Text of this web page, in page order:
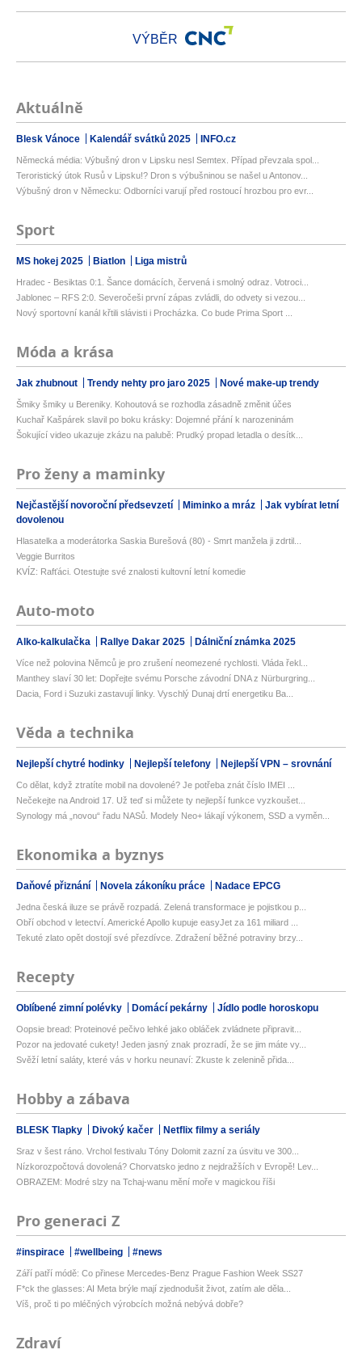
VÝBĚR
Aktuálně
Blesk Vánoce Kalendář svátků 2025 INFO.cz
Německá média: Výbušný dron v Lipsku nesl Semtex. Případ převzala spol...
Teroristický útok Rusů v Lipsku!? Dron s výbušninou se našel u Antonov...
Výbušný dron v Německu: Odborníci varují před rostoucí hrozbou pro evr...
Sport
MS hokej 2025 Biatlon Liga mistrů
Hradec - Besiktas 0:1. Šance domácích, červená i smolný odraz. Votroci...
Jablonec – RFS 2:0. Severočeši první zápas zvládli, do odvety si vezou...
Nový sportovní kanál křtili slávisti i Procházka. Co bude Prima Sport ...
Móda a krása
Jak zhubnout Trendy nehty pro jaro 2025 Nové make-up trendy
Šmiky šmiky u Bereniky. Kohoutová se rozhodla zásadně změnit účes
Kuchař Kašpárek slavil po boku krásky: Dojemné přání k narozeninám
Šokující video ukazuje zkázu na palubě: Prudký propad letadla o desítk...
Pro ženy a maminky
Nejčastější novoroční předsevzetí Miminko a mráz
Jak vybírat letní
dovolenou
Hlasatelka a moderátorka Saskia Burešová (80) - Smrt manžela ji zdrtil...
Veggie Burritos
KVÍZ: Rafťáci. Otestujte své znalosti kultovní letní komedie
Auto-moto
Alko-kalkulačka Rallye Dakar 2025 Dálniční známka 2025
Více než polovina Němců je pro zrušení neomezené rychlosti. Vláda řekl...
Manthey slaví 30 let: Dopřejte svému Porsche závodní DNA z Nürburgring...
Dacia, Ford i Suzuki zastavují linky. Vyschlý Dunaj drtí energetiku Ba...
Věda a technika
Nejlepší chytré hodinky Nejlepší telefony Nejlepší VPN – srovnání
Co dělat, když ztratíte mobil na dovolené? Je potřeba znát číslo IMEI ...
Nečekejte na Android 17. Už teď si můžete ty nejlepší funkce vyzkoušet...
Synology má „novou“ řadu NASů. Modely Neo+ lákají výkonem, SSD a vyměn...
Ekonomika a byznys
Daňové přiznání Novela zákoníku práce Nadace EPCG
Jedna česká iluze se právě rozpadá. Zelená transformace je pojistkou p...
Obří obchod v letectví. Americké Apollo kupuje easyJet za 161 miliard ...
Tekuté zlato opět dostojí své přezdívce. Zdražení běžné potraviny brzy...
Recepty
Oblíbené zimní polévky Domácí pekárny Jídlo podle horoskopu
Oopsie bread: Proteinové pečivo lehké jako obláček zvládnete připravit...
Pozor na jedovaté cukety! Jeden jasný znak prozradí, že se jim máte vy...
Svěží letní saláty, které vás v horku neunaví: Zkuste k zelenině přida...
Hobby a zábava
BLESK Tlapky Divoký kačer Netflix filmy a seriály
Sraz v šest ráno. Vrchol festivalu Tóny Dolomit zazní za úsvitu ve 300...
Nízkorozpočtová dovolená? Chorvatsko jedno z nejdražších v Evropě! Lev...
OBRAZEM: Modré slzy na Tchaj-wanu mění moře v magickou říši
Pro generaci Z
#inspirace #wellbeing #news
Září patří módě: Co přinese Mercedes-Benz Prague Fashion Week SS27
F*ck the glasses: AI Meta brýle mají zjednodušit život, zatím ale děla...
Víš, proč ti po mléčných výrobcích možná nebývá dobře?
Zdraví